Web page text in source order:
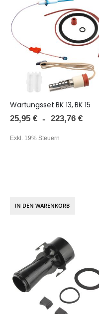
Wartungsset BK 13, BK 15
25,95 € 223,76 €
Exkl. 19% Steuern
IN DEN WARENKORB